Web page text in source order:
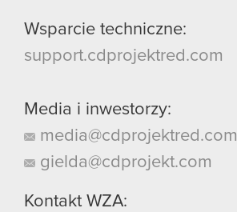
Wsparcie techniczne:
support.cdprojektred.com
Media i inwestorzy:
media@cdprojektred.com
gielda@cdprojekt.com
Kontakt WZA: